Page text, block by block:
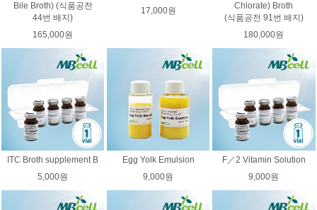
Bile Broth) (식품공전
44번 배지)
165,000원
17,000원
Chlorate) Broth
(식품공전 91번 배지)
180,000원
ITC Broth supplement B
5,000원
Egg Yolk Emulsion
9,000원
F／2 Vitamin Solution
9,000원